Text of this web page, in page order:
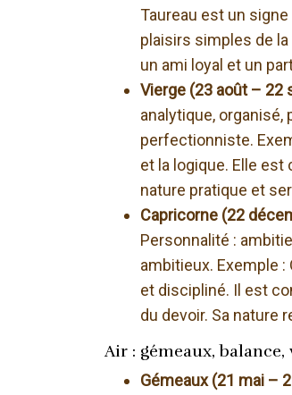
Taureau est un
plaisirs simples de
un ami loyal et un
Vierge (23 août – 22
analytique,
perfectionniste.
et la logique. Elle est
nature pratique et
Capricorne (22
Personnalité :
ambitieux. Exemple
et discipliné. Il est
du devoir. Sa nature
Air : gémeaux, balance,
Gémeaux (21 mai –